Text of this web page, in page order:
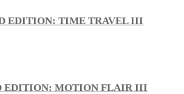
EDITION: TIME TRAVEL III
EDITION: MOTION FLAIR III